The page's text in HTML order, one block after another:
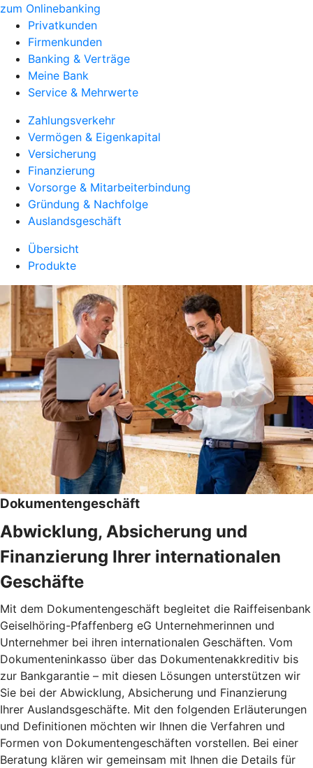
zum Onlinebanking
Privatkunden
Firmenkunden
Banking & Verträge
Meine Bank
Service & Mehrwerte
Zahlungsverkehr
Vermögen & Eigenkapital
Versicherung
Finanzierung
Vorsorge & Mitarbeiterbindung
Gründung & Nachfolge
Auslandsgeschäft
Übersicht
Produkte
Dokumentengeschäft
Abwicklung, Absicherung und
Finanzierung Ihrer internationalen
Geschäfte
Mit dem Dokumentengeschäft begleitet die Raiffeisenbank
Geiselhöring-Pfaffenberg eG Unternehmerinnen und
Unternehmer bei ihren internationalen Geschäften. Vom
Dokumenteninkasso über das Dokumentenakkreditiv bis
zur Bankgarantie – mit diesen Lösungen unterstützen wir
Sie bei der Abwicklung, Absicherung und Finanzierung
Ihrer Auslandsgeschäfte. Mit den folgenden Erläuterungen
und Definitionen möchten wir Ihnen die Verfahren und
Formen von Dokumentengeschäften vorstellen. Bei einer
Beratung klären wir gemeinsam mit Ihnen die Details für